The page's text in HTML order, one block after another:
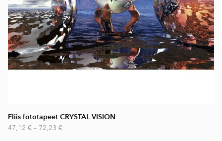
Fliis fototapeet CRYSTAL VISION
47,12 € – 72,23 €